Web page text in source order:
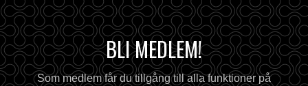
BLI MEDLEM!
Som medlem får du tillgång till alla funktioner på